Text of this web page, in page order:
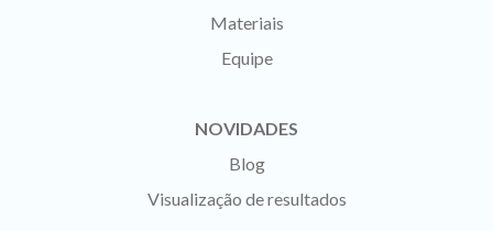
Materiais
Equipe
NOVIDADES
Blog
Visualização de resultados